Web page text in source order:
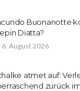
Buonanotte
Diatta?
6. August 2026
atmet auf:
zurück